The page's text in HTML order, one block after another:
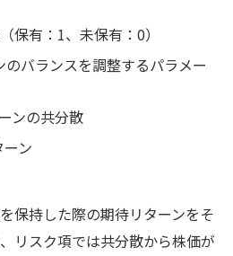
保有：1、未保有：0）
のバランスを調整するパラメー
ンの共分散
ン
保持した際の期待リターンをそ
リスク項では共分散から株価が